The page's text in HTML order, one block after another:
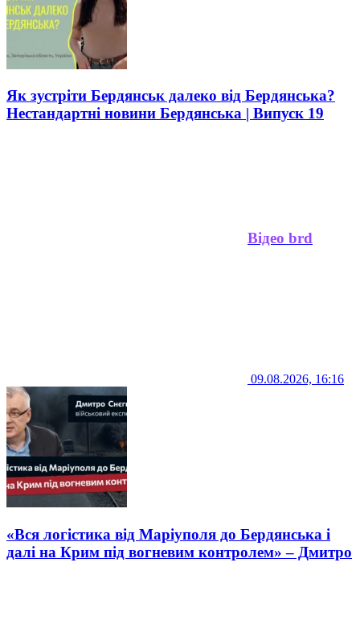
Як зустріти Бердянськ далеко від Бердянська?
Нестандартні новини Бердянська | Випуск 19
Відео brd
09.08.2026, 16:16
«Вся логістика від Маріуполя до Бердянська і
далі на Крим під вогневим контролем» – Дмитро